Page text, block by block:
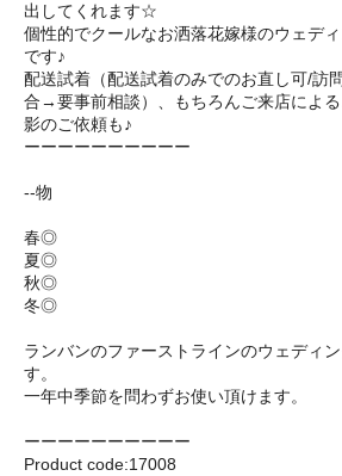
出してくれます☆
個性的でクールなお洒落花嫁様のウェデ
です♪
配送試着（配送試着のみでのお直し可/訪
合→要事前相談）、もちろんご来店によ
影のご依頼も♪
ーーーーーーーーーー
--物
春◎
夏◎
秋◎
冬◎
ランバンのファーストラインのウェディ
す。
一年中季節を問わずお使い頂けます。
ーーーーーーーーーー
Product code:17008